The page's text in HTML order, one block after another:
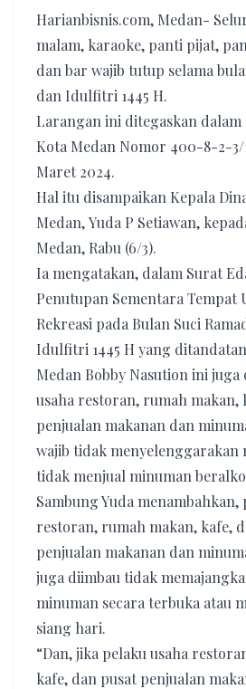
Harianbisnis.com, Medan-
malam, karaoke, panti pijat,
dan bar wajib tutup selama
dan Idulfitri 1445 H.
Larangan ini ditegaskan dalam
Kota Medan Nomor 400-8-2-3/
Maret 2024.
Hal itu disampaikan Kepala
Medan, Yuda P Setiawan,
Medan, Rabu (6/3).
Ia mengatakan, dalam Surat
Penutupan Sementara Tempat
Rekreasi pada Bulan Suci
Idulfitri 1445 H yang
Medan Bobby Nasution ini
usaha restoran, rumah makan,
penjualan makanan dan
wajib tidak menyelenggarakan
tidak menjual minuman
Sambung Yuda menambahkan,
restoran, rumah makan, kafe,
penjualan makanan dan
juga diimbau tidak
minuman secara terbuka atau
siang hari.
“Dan, jika pelaku usaha
kafe, dan pusat penjualan